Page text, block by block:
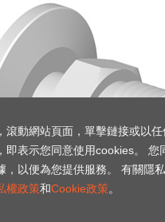
滾動網站頁面，單擊鏈接或以
即表示您同意使用cookies。 您
，以便為您提供服務。 有關隱
權政策和Cookie政策。